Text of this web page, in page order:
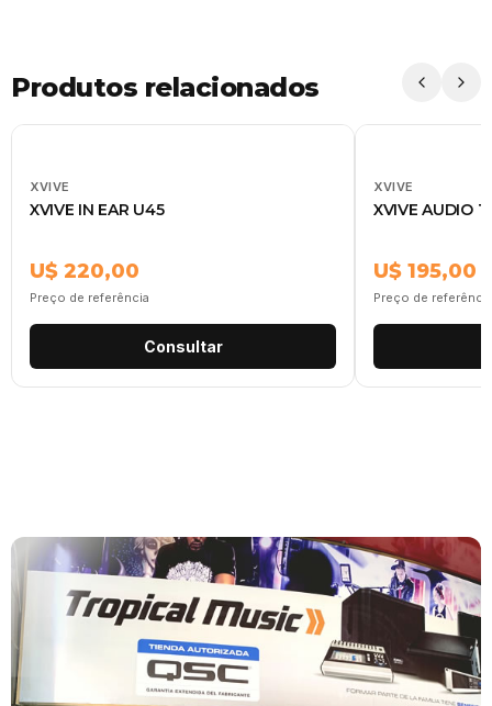
Produtos relacionados
XVIVE
XVIVE IN EAR U45
U$ 220,00
Preço de referência
Consultar
XVIVE
XVIVE AUDIO
U$ 195,00
Preço de referência